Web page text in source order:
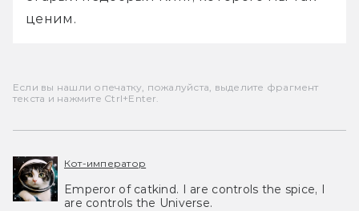
ценим.
Если вы нашли опечатку, пожалуйста, выделите фрагмент
текста и нажмите Ctrl+Enter.
Кот-император
Emperor of catkind. I are controls the spice, I
are controls the Universe.